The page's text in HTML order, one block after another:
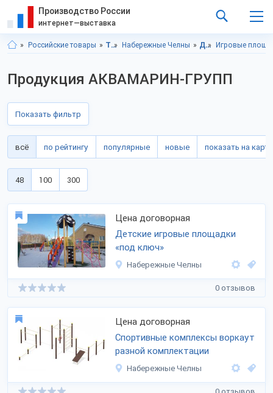
Производство России
интернет—выставка
Российские товары Татарстан респ. Набережные Челны Детские товары Игровые
Продукция АКВАМАРИН-ГРУПП
Показать фильтр
всё по рейтингу популярные новые показать на карте
48 100 300
Цена договорная
Детские игровые площадки
«под ключ»
Набережные Челны
0 отзывов
Цена договорная
Спортивные комплексы воркаут
разной комплектации
Набережные Челны
0 отзывов